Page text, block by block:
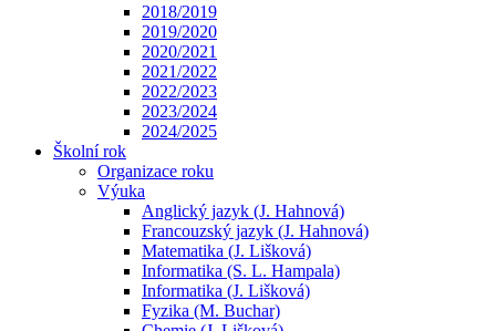
2018/2019
2019/2020
2020/2021
2021/2022
2022/2023
2023/2024
2024/2025
Školní rok
Organizace roku
Výuka
Anglický jazyk (J. Hahnová)
Francouzský jazyk (J. Hahnová)
Matematika (J. Lišková)
Informatika (S. L. Hampala)
Informatika (J. Lišková)
Fyzika (M. Buchar)